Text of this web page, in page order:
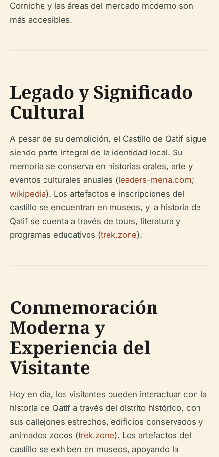
Corniche y las áreas del mercado moderno son
más accesibles.
Legado y Significado
Cultural
A pesar de su demolición, el Castillo de Qatif sigue
siendo parte integral de la identidad local. Su
memoria se conserva en historias orales, arte y
eventos culturales anuales (leaders-mena.com;
wikipedia). Los artefactos e inscripciones del
castillo se encuentran en museos, y la historia de
Qatif se cuenta a través de tours, literatura y
programas educativos (trek.zone).
Conmemoración
Moderna y
Experiencia del
Visitante
Hoy en día, los visitantes pueden interactuar con la
historia de Qatif a través del distrito histórico, con
sus callejones estrechos, edificios conservados y
animados zocos (trek.zone). Los artefactos del
castillo se exhiben en museos, apoyando la